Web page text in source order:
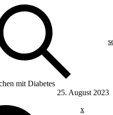
mit Diabetes
25. August 2023
x